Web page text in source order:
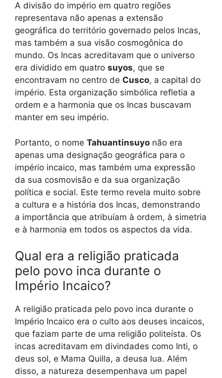
A divisão do império em quatro regiões
representava não apenas a extensão
geográfica do território governado pelos Incas,
mas também a sua visão cosmogônica do
mundo. Os Incas acreditavam que o universo
era dividido em quatro suyos, que se
encontravam no centro de Cusco, a capital do
império. Esta organização simbólica refletia a
ordem e a harmonia que os Incas buscavam
manter em seu império.
Portanto, o nome Tahuantinsuyo não era
apenas uma designação geográfica para o
império incaico, mas também uma expressão
da sua cosmovisão e da sua organização
política e social. Este termo revela muito sobre
a cultura e a história dos Incas, demonstrando
a importância que atribuíam à ordem, à simetria
e à harmonia em todos os aspectos da vida.
Qual era a religião praticada
pelo povo inca durante o
Império Incaico?
A religião praticada pelo povo inca durante o
Império Incaico era o culto aos deuses incaicos,
que faziam parte de uma religião politeísta. Os
incas acreditavam em divindades como Inti, o
deus sol, e Mama Quilla, a deusa lua. Além
disso, a natureza desempenhava um papel